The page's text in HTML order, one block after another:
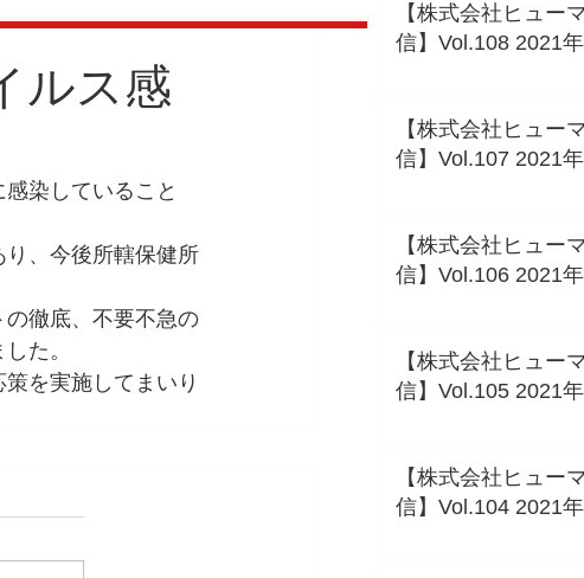
ルス感
染していること
、今後所轄保健所
徹底、不要不急の
た。
を実施してまいり
【株式会社ヒュー
信】Vol.108 2021
【株式会社ヒュー
信】Vol.107 2021
【株式会社ヒュー
信】Vol.106 2021
【株式会社ヒュー
信】Vol.105 2021
【株式会社ヒュー
信】Vol.104 2021